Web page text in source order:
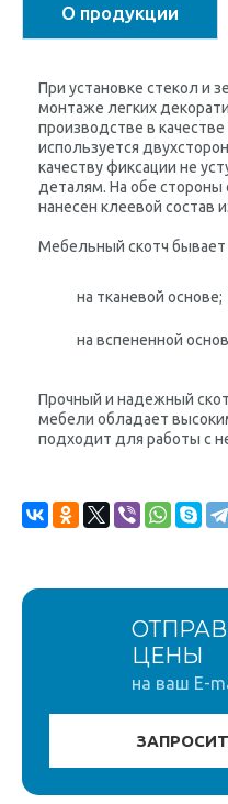
О продукции
При установке стекол и
монтаже легких
производстве в
используется
качеству фиксации не
деталям. На обе стороны
нанесен клеевой состав
Мебельный скотч бывает
на тканевой основе;
на вспененной
Прочный и надежный
мебели обладает
подходит для работы с
ЦЕНЫ
на ваш E-